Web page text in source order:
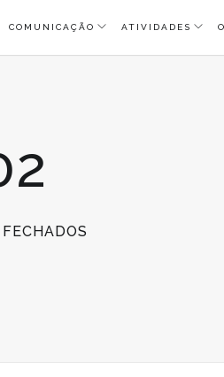
COMUNICAÇÃO ATIVIDADES